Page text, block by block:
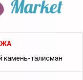
камень-талисман